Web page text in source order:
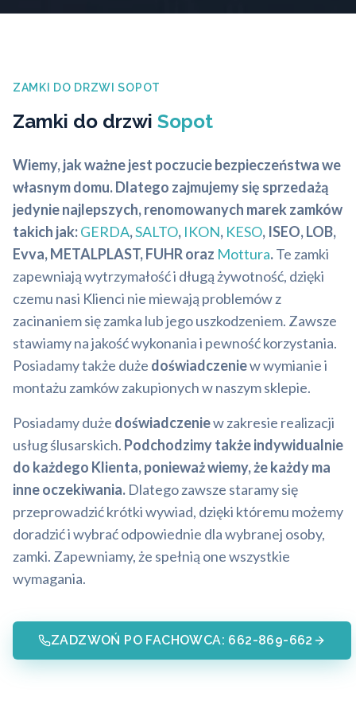
ZAMKI DO DRZWI SOPOT
Zamki do drzwi Sopot
Wiemy, jak ważne jest poczucie bezpieczeństwa we
własnym domu. Dlatego zajmujemy się sprzedażą
jedynie najlepszych, renomowanych marek zamków
takich jak:GERDA,SALTO, IKON, KESO, ISEO, LOB,
Evva, METALPLAST, FUHR oraz Mottura.Te zamki
zapewniają wytrzymałość i długą żywotność, dzięki
czemu nasi Klienci nie miewają problemów z
zacinaniem się zamka lub jego uszkodzeniem. Zawsze
stawiamy na jakość wykonania i pewność korzystania.
Posiadamy także duże doświadczeniew wymianie i
montażu zamków zakupionych w naszym sklepie.
Posiadamy duże doświadczeniew zakresie realizacji
usług ślusarskich. Podchodzimy także indywidualnie
do każdego Klienta, ponieważ wiemy, że każdy ma
inne oczekiwania. Dlatego zawsze staramy się
przeprowadzić krótki wywiad, dzięki któremu możemy
doradzić i wybrać odpowiednie dla wybranej osoby,
zamki. Zapewniamy, że spełnią one wszystkie
wymagania.
ZADZWOŃ PO FACHOWCA: 662-869-662